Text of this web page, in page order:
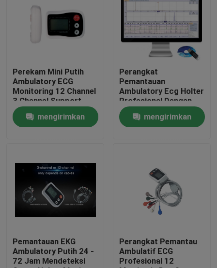
Produk
Tur Pabrik
Kontrol kualitas
Permintaan Penawaran
Company News
Mesin EKG Genggam
Perekam Mini Putih
Ambulatory ECG
Monitoring 12 Channel
3 Channel Support
mengirimkan
Perangkat
Pemantauan
Ambulatory Ecg Holter
Profesional Dengan
Mini Recorder Warna
Putih
mengirimkan
Pemantauan EKG
Ambulatory Putih 24 -
72 Jam Mendeteksi
Perangkat Pemantau
Ambulatif ECG
Profesional 12